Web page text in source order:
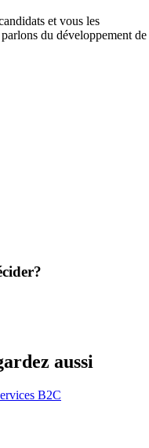
et vous les
du développement de
aussi
B2C